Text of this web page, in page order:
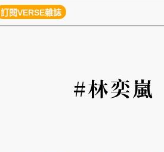
訂閱VERSE雜誌
#林奕嵐